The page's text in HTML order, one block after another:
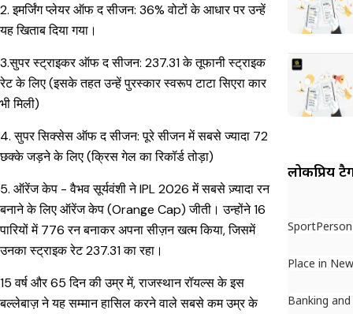
2. इमर्जिंग प्लेयर ऑफ द सीजन: 36% वोटों के आधार पर उन्हें
यह खिताब दिया गया।
3.सुपर स्ट्राइकर ऑफ द सीजन: 237.31 के तूफानी स्ट्राइक
रेट के लिए (इसके तहत उन्हें पुरस्कार स्वरूप टाटा सिएरा कार
भी मिली)
4. सुपर सिक्सेस ऑफ द सीजन: पूरे सीजन में सबसे ज्यादा 72
छक्के जड़ने के लिए (क्रिस गेल का रिकॉर्ड तोड़ा)
5. ऑरेंज केप - वैभव सूर्यवंशी ने IPL 2026 में सबसे ज़्यादा रन
बनाने के लिए ऑरेंज केप (Orange Cap) जीती। उन्होंने 16
पारियों में 776 रन बनाकर अपना सीज़न खत्म किया, जिसमें
उनका स्ट्राइक रेट 237.31 का रहा।
15 वर्ष और 65 दिन की उम्र में, राजस्थान रॉयल्स के इस
बल्लेबाज़ ने यह सम्मान हासिल करने वाले सबसे कम उम्र के
लोकप्रिय
Sport
Place in
Banking